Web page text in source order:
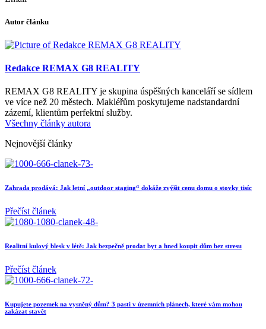
Autor článku
Redakce REMAX G8 REALITY
REMAX G8 REALITY je skupina úspěšných kanceláří se sídlem
ve více než 20 městech. Makléřům poskytujeme nadstandardní
zázemí, klientům perfektní služby.
Všechny články autora
Nejnovější články
Zahrada prodává: Jak letní „outdoor staging“ dokáže zvýšit cenu domu o stovky tisíc
Přečíst článek
Realitní kulový blesk v létě: Jak bezpečně prodat byt a hned koupit dům bez stresu
Přečíst článek
Kupujete pozemek na vysněný dům? 3 pasti v územních plánech, které vám mohou
zakázat stavět